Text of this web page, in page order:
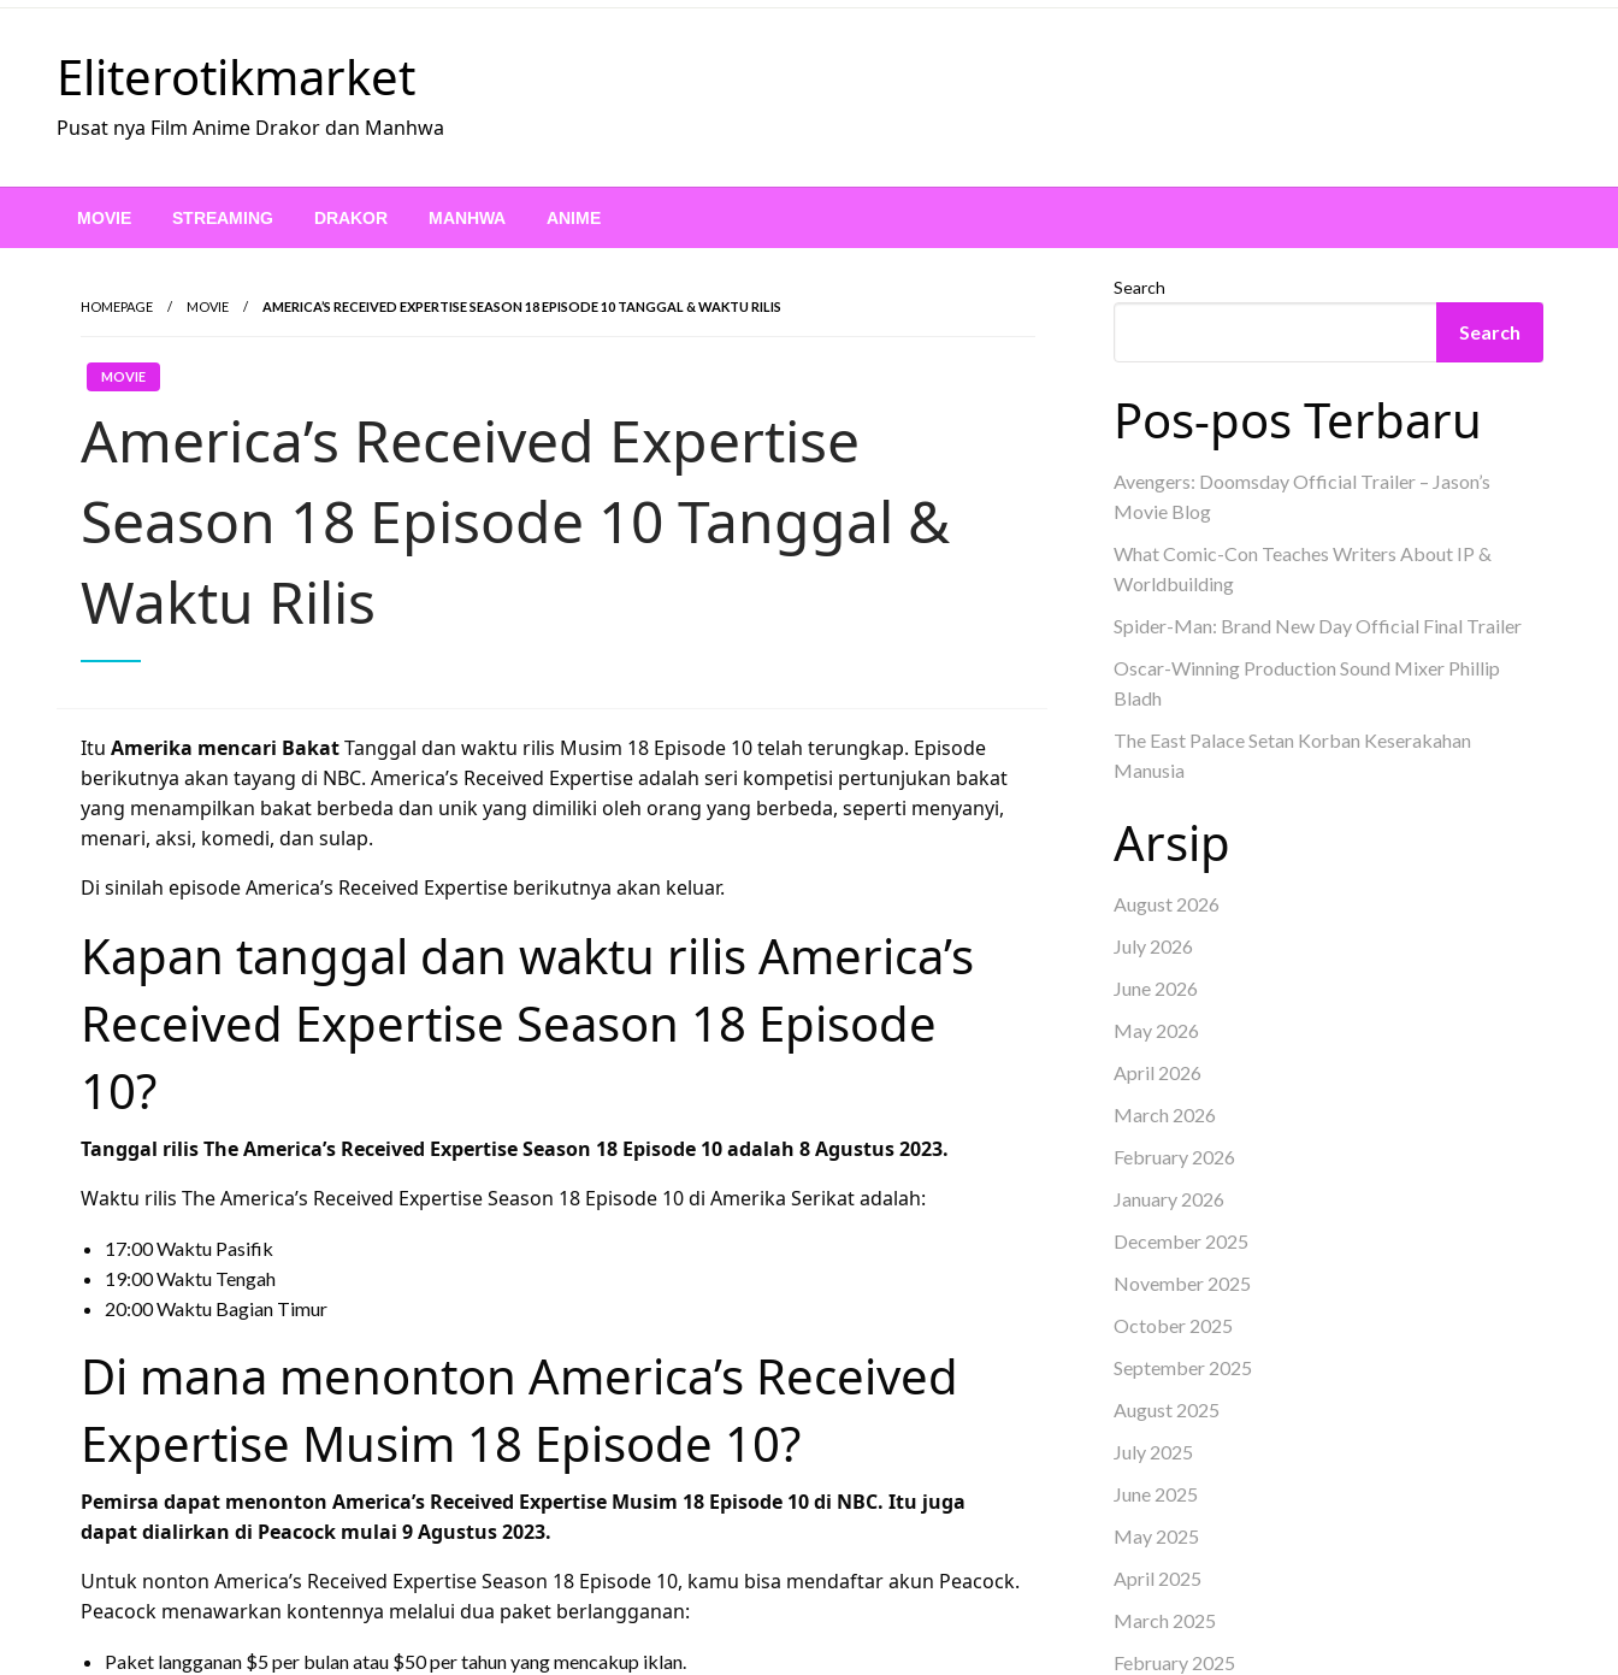
Skip
Eliterotikmarket
Pusat nya Film Anime Drakor dan Manhwa
MOVIE STREAMING DRAKOR MANHWA ANIME
HOMEPAGE MOVIE AMERICA’S RECEIVED EXPERTISE SEASON 18 EPISODE 10 TANGGAL & WAKTU RILIS
MOVIE
America’s Received Expertise
Season 18 Episode 10 Tanggal &
Waktu Rilis
Itu Amerika mencari BakatTanggal dan waktu rilis Musim 18 Episode 10 telah terungkap. Episode
berikutnya akan tayang di NBC. America’s Received Expertise adalah seri kompetisi pertunjukan bakat
yang menampilkan bakat berbeda dan unik yang dimiliki oleh orang yang berbeda, seperti menyanyi,
menari, aksi, komedi, dan sulap.
Di sinilah episode America’s Received Expertise berikutnya akan keluar.
Kapan tanggal dan waktu rilis America’s
Received Expertise Season 18 Episode
10?
Tanggal rilis The America’s Received Expertise Season 18 Episode 10 adalah 8 Agustus 2023.
Waktu rilis The America’s Received Expertise Season 18 Episode 10 di Amerika Serikat adalah:
17:00 Waktu Pasifik
19:00 Waktu Tengah
20:00 Waktu Bagian Timur
Di mana menonton America’s Received
Expertise Musim 18 Episode 10?
Pemirsa dapat menonton America’s Received Expertise Musim 18 Episode 10 di NBC. Itu juga
dapat dialirkan di Peacock mulai 9 Agustus 2023.
Untuk nonton America’s Received Expertise Season 18 Episode 10, kamu bisa mendaftar akun Peacock.
Peacock menawarkan kontennya melalui dua paket berlangganan:
Paket langganan $5 per bulan atau $50 per tahun yang mencakup iklan.
Search
Search
Pos-pos Terbaru
Avengers: Doomsday Official Trailer – Jason’s
Movie Blog
What Comic-Con Teaches Writers About IP &
Worldbuilding
Spider-Man: Brand New Day Official Final Trailer
Oscar-Winning Production Sound Mixer Phillip
Bladh
The East Palace Setan Korban Keserakahan
Manusia
Arsip
August 2026
July 2026
June 2026
May 2026
April 2026
March 2026
February 2026
January 2026
December 2025
November 2025
October 2025
September 2025
August 2025
July 2025
June 2025
May 2025
April 2025
March 2025
February 2025